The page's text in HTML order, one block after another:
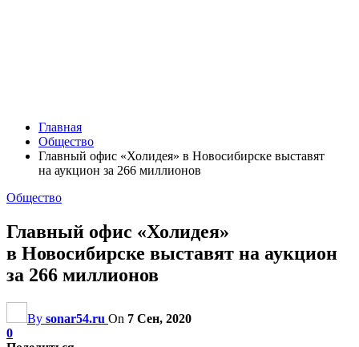
Главная
Общество
Главный офис «Холидея» в Новосибирске выставят
на аукцион за 266 миллионов
Общество
Главный офис «Холидея»
в Новосибирске выставят на аукцион
за 266 миллионов
By sonar54.ru On 7 Сен, 2020
0